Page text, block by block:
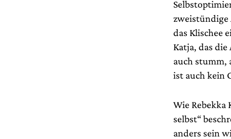
zweistündige
das Klischee
Katja, das
auch stumm,
ist auch kein
Wie Rebekka
selbst“
anders sein